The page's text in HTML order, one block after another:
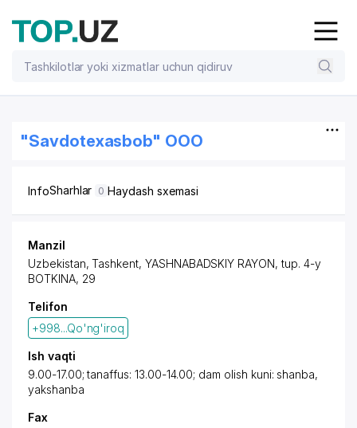
"Savdotexasbob" OOO
InfoSharhlar 0 Haydash sxemasi
Manzil
Uzbekistan,Tashkent, YASHNABADSKIY RAYON,tup. 4-y
BOTKINA, 29
Telifon
+998...Qo'ng'iroq
Ish vaqti
9.00-17.00; tanaffus: 13.00-14.00; dam olish kuni: shanba,
yakshanba
Fax